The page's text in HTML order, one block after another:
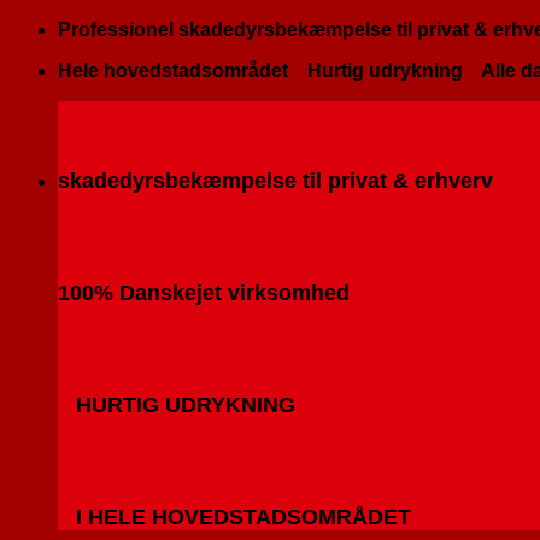
Fortsæt
indhold
Professionel skadedyrsbekæmpelse til privat &
Hele hovedstadsområdet
Hurtig udrykning Alle
skadedyrsbekæmpelse til privat & erhverv
100% Danskejet virksomhed
HURTIG UDRYKNING
I HELE HOVEDSTADSOMRÅDET